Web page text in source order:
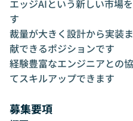
エッジAIという新しい市場
す
裁量が大きく設計から実装
献できるポジションです
経験豊富なエンジニアとの
てスキルアップできます
募集要項